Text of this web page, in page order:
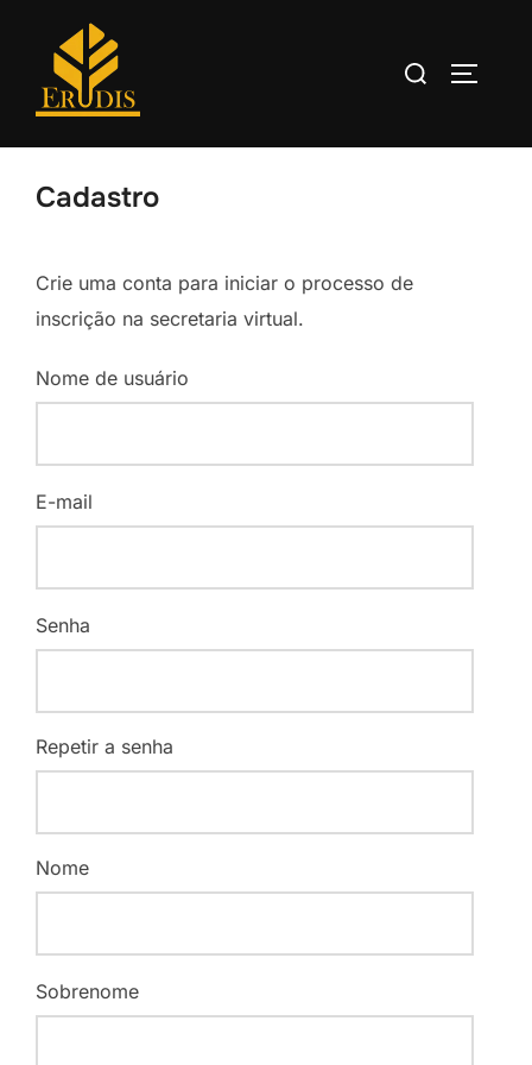
Cadastro
Crie uma conta para iniciar o processo de
inscrição na secretaria virtual.
Nome de usuário
E-mail
Senha
Repetir a senha
Nome
Sobrenome